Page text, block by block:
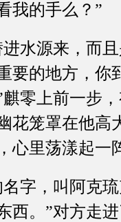
我的手么？”
源来，而且
要的地方，你
零上前一步
花笼罩在他高
心里荡漾起一
，叫阿克琉
西。”对方走